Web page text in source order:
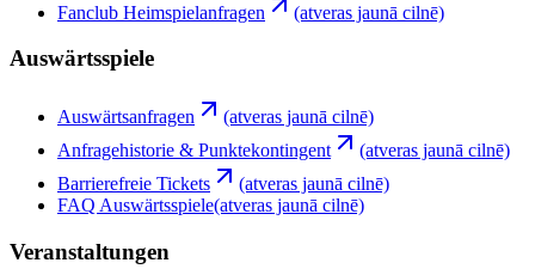
Fanclub Heimspielanfragen
(atveras jaunā cilnē)
Auswärtsspiele
Auswärtsanfragen
(atveras jaunā cilnē)
Anfragehistorie & Punktekontingent
(atveras jaunā cilnē)
Barrierefreie Tickets
(atveras jaunā cilnē)
FAQ Auswärtsspiele(atveras jaunā cilnē)
Veranstaltungen